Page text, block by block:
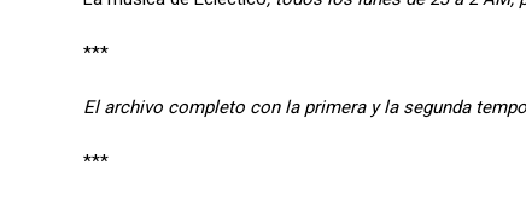
***
El archivo completo con la primera y la segunda
***